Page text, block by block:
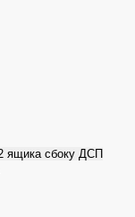
ящика сбоку ДСП